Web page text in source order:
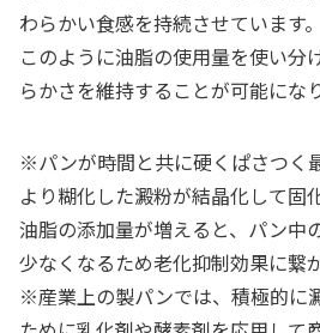
わらかい食感を持続させています。
このように油脂の使用量を使い分
らかさを維持することが可能にな
※パンが時間と共に硬くぱさつく
より糊化した澱粉が結晶化して固
油脂の添加量が増えると、パン中
少なくなるため老化抑制効果に繋
※産業上の製パンでは、積極的に